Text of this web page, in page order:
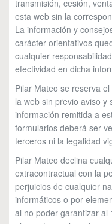
transmisión, cesión,
esta web sin la
La información y
carácter orientativos
cualquier
efectividad en dicha
Pilar Mateo se reserva
la web sin previo aviso y
información remitida a
formularios deberá ser
terceros ni la legalidad
Pilar Mateo declina
extracontractual con la
perjuicios de cualquier
informáticos o por
al no poder garantizar al